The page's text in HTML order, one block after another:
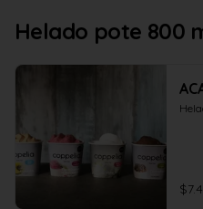
Helado pote 800